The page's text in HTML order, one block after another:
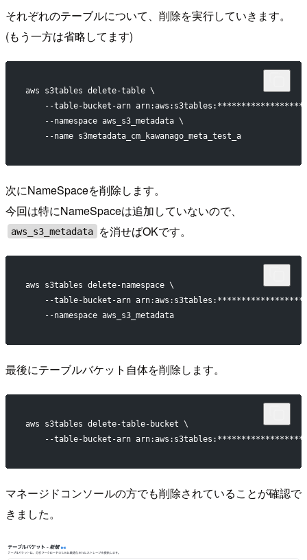
それぞれのテーブルについて、削除を実行していきます。
(もう一方は省略してます)
aws s3tables delete-table \
--table-bucket-arn
    --namespace aws_s3_metadata \
    --name s3metadata_cm_kawanago_meta_test_a
次にNameSpaceを削除します。
今回は特にNameSpaceは追加していないので、
aws_s3_metadata を消せばOKです。
aws s3tables delete-namespace \
--table-bucket-arn
    --namespace aws_s3_metadata
最後にテーブルバケット自体を削除します。
aws s3tables delete-table-bucket \
--table-bucket-arn
マネージドコンソールの方でも削除されていることが確認で
きました。